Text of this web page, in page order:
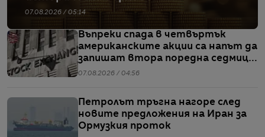
07.08.2026 / 05:14
Въпреки спада в четвъртък
американските акции са напът да
запишат втора поредна седмица
на повишения
07.08.2026 / 04:56
Петролът тръгна нагоре след
новите предложения на Иран за
Ормузкия проток